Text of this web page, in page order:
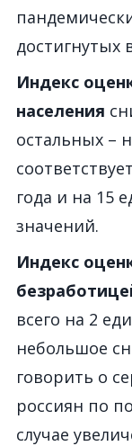
достигнутых
Индекс
населения
остальных –
года и на 15
значений.
Индекс
всего на 2
небольшое
говорить о
россиян по
случае